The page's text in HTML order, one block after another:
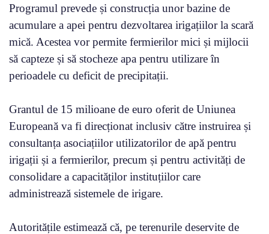
Programul prevede și construcția unor bazine de
acumulare a apei pentru dezvoltarea irigațiilor la scară
mică. Acestea vor permite fermierilor mici și mijlocii
să capteze și să stocheze apa pentru utilizare în
perioadele cu deficit de precipitații.
Grantul de 15 milioane de euro oferit de Uniunea
Europeană va fi direcționat inclusiv către instruirea și
consultanța asociațiilor utilizatorilor de apă pentru
irigații și a fermierilor, precum și pentru activități de
consolidare a capacităților instituțiilor care
administrează sistemele de irigare.
Autoritățile estimează că, pe terenurile deservite de